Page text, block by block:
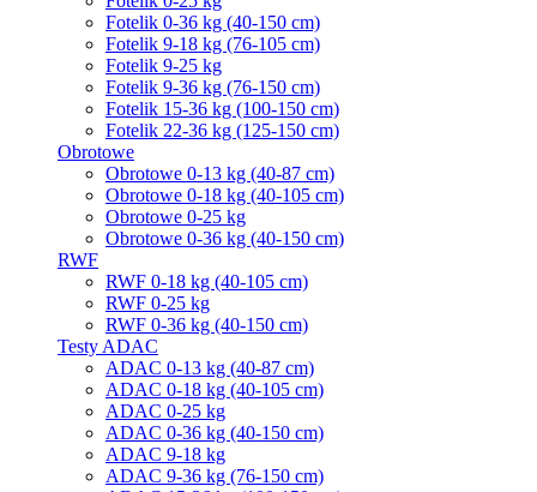
Fotelik 0-36 kg (40-150 cm)
Fotelik 9-18 kg (76-105 cm)
Fotelik 9-25 kg
Fotelik 9-36 kg (76-150 cm)
Fotelik 15-36 kg (100-150 cm)
Fotelik 22-36 kg (125-150 cm)
Obrotowe
Obrotowe 0-13 kg (40-87 cm)
Obrotowe 0-18 kg (40-105 cm)
Obrotowe 0-25 kg
Obrotowe 0-36 kg (40-150 cm)
RWF
RWF 0-18 kg (40-105 cm)
RWF 0-25 kg
RWF 0-36 kg (40-150 cm)
Testy ADAC
ADAC 0-13 kg (40-87 cm)
ADAC 0-18 kg (40-105 cm)
ADAC 0-25 kg
ADAC 0-36 kg (40-150 cm)
ADAC 9-18 kg
ADAC 9-36 kg (76-150 cm)